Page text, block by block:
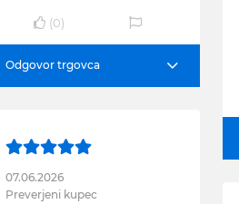
(0)
Odgovor trgovca
07.06.2026
Preverjeni kupec